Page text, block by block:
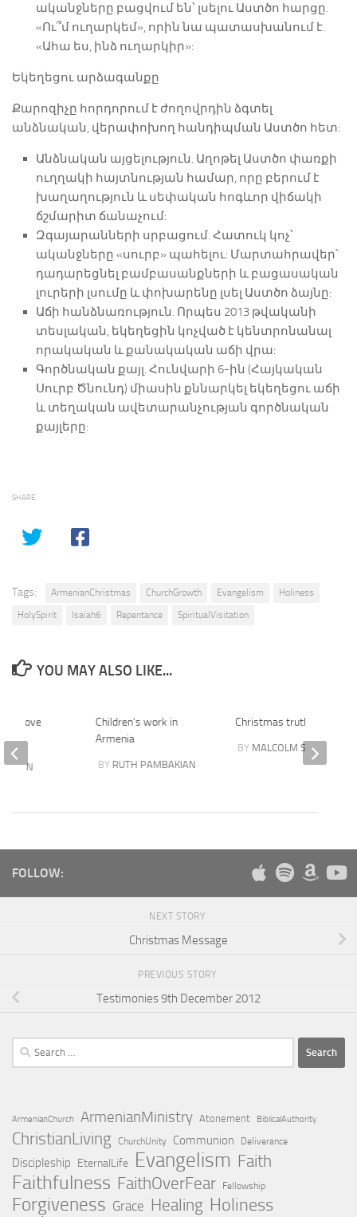
ականջները բացվում են՝ լսելու Աստծո հարցը.
«Ու՞մ ուղարկեմ», որին նա պատասխանում է.
«Ահա ես, ինձ ուղարկիր»:
Եկեղեցու արձագանքը
Քարոզիչը հորդորում է ժողովրդին ձգտել
անձնական, վերափոխող հանդիպման Աստծո հետ:
Անձնական այցելություն. Աղոթել Աստծո փառքի
ուղղակի հայտնության համար, որը բերում է
խաղաղություն և սեփական հոգևոր վիճակի
ճշմարիտ ճանաչում:
Զգայարանների սրբացում. Հատուկ կոչ՝
ականջները «սուրբ» պահելու: Մարտահրավեր՝
դադարեցնել բամբասանքների և բացասական
լուրերի լսումը և փոխարենը լսել Աստծո ձայնը:
Աճի հանձնառություն. Որպես 2013 թվականի
տեսլական, եկեղեցին կոչված է կենտրոնանալ
որակական և քանակական աճի վրա:
Գործնական քայլ. Հունվարի 6-ին (Հայկական
Սուրբ Ծնունդ) միասին քննարկել եկեղեցու աճի
և տեղական ավետարանչության գործնական
քայլերը:
SHARE
Tags: ArmenianChristmas ChurchGrowth Evangelism
Holiness
HolySpirit
Isaiah6 Repentance SpiritualVisitation
YOU MAY ALSO LIKE...
Children’s work in
Armenia
BY RUTH PAMBAKIAN
Christmas truths
BY MALCOLM STEER
of Love
FOLLOW:
NEXT STORY
Christmas Message
PREVIOUS STORY
Testimonies 9th December 2012
Search
for:
ArmenianChurch ArmenianMinistry Atonement BiblicalAuthority
ChristianLiving ChurchUnity Communion Deliverance
Discipleship EternalLife Evangelism Faith
Faithfulness FaithOverFear Fellowship
Forgiveness Grace Healing Holiness